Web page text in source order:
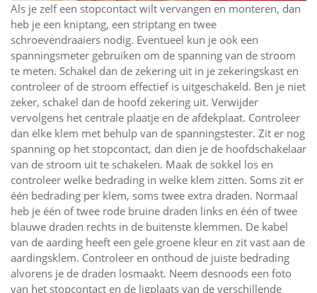
Als je zelf een stopcontact wilt vervangen en monteren, dan
heb je een kniptang, een striptang en twee
schroevendraaiers nodig. Eventueel kun je ook een
spanningsmeter gebruiken om de spanning van de stroom
te meten. Schakel dan de zekering uit in je zekeringskast en
controleer of de stroom effectief is uitgeschakeld. Ben je niet
zeker, schakel dan de hoofd zekering uit. Verwijder
vervolgens het centrale plaatje en de afdekplaat. Controleer
dan elke klem met behulp van de spanningstester. Zit er nog
spanning op het stopcontact, dan dien je de hoofdschakelaar
van de stroom uit te schakelen. Maak de sokkel los en
controleer welke bedrading in welke klem zitten. Soms zit er
één bedrading per klem, soms twee extra draden. Normaal
heb je één of twee rode bruine draden links en één of twee
blauwe draden rechts in de buitenste klemmen. De kabel
van de aarding heeft een gele groene kleur en zit vast aan de
aardingsklem. Controleer en onthoud de juiste bedrading
alvorens je de draden losmaakt. Neem desnoods een foto
van het stopcontact en de ligplaats van de verschillende